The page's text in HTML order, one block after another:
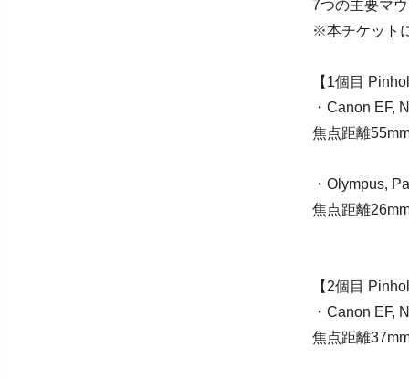
7つの主要マ
※本チケット
【1個目
・Canon EF,
焦点距離
・Olympus,
焦点距離
【2個目
・Canon EF,
焦点距離